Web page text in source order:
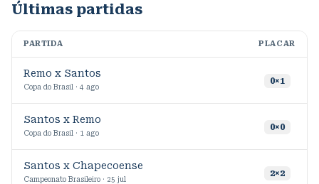
Últimas partidas
PARTIDA PLACAR
Remo x Santos
Copa do Brasil · 4 ago
0×1
Santos x Remo
Copa do Brasil · 1 ago
0×0
Santos x Chapecoense
Campeonato Brasileiro · 25 jul
2×2